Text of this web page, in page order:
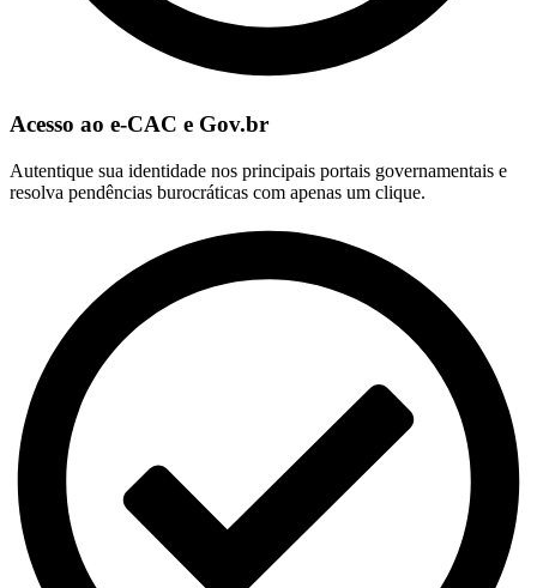
Acesso ao e-CAC e Gov.br
Autentique sua identidade nos principais portais governamentais e
resolva pendências burocráticas com apenas um clique.